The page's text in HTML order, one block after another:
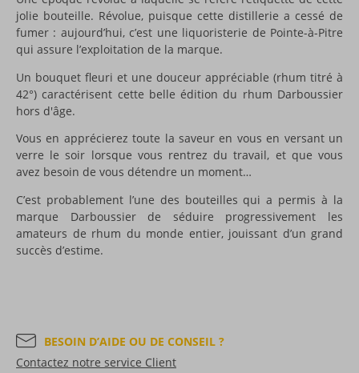
jolie bouteille. Révolue, puisque cette distillerie a cessé de
fumer : aujourd’hui, c’est une liquoristerie de Pointe-à-Pitre
qui assure l’exploitation de la marque.
Un bouquet fleuri et une douceur appréciable (rhum titré à
42°) caractérisent cette belle édition du rhum Darboussier
hors d'âge.
Vous en apprécierez toute la saveur en vous en versant un
verre le soir lorsque vous rentrez du travail, et que vous
avez besoin de vous détendre un moment…
C’est probablement l’une des bouteilles qui a permis à la
marque Darboussier de séduire progressivement les
amateurs de rhum du monde entier, jouissant d’un grand
succès d’estime.
BESOIN D’AIDE OU DE CONSEIL ?
Contactez notre service Client